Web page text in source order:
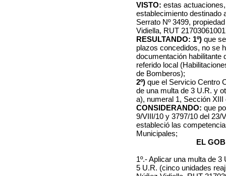
VISTO: estas
establecimiento destinado
Serrato Nº 3499,
Vidiella, RUT
RESULTANDO: 1º) que
plazos concedidos, no se
documentación habilitante
referido local
de Bomberos);
2º) que el Servicio Centro
de una multa de 3 U.R. y
a), numeral 1, Sección XIII
CONSIDERANDO: que
9/VIII/10 y 3797/10 del 23/
estableció las
Municipales;
EL
1º.- Aplicar una multa de
5 U.R. (cinco unidades